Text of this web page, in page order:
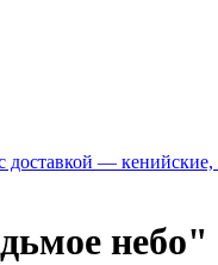
— кенийские,
небо"